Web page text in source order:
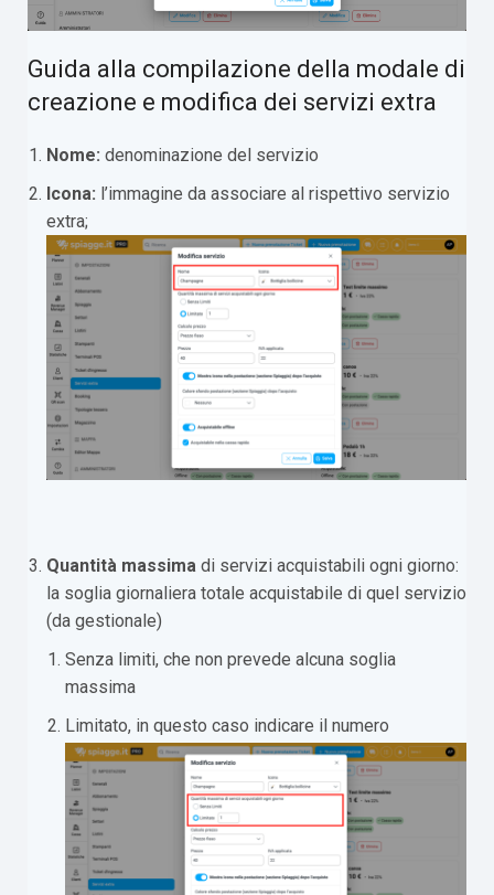
Guida alla compilazione della modale di
creazione e modifica dei servizi extra
Nome: denominazione del servizio
Icona: l’immagine da associare al rispettivo servizio
extra;
Quantità massima di servizi acquistabili ogni giorno:
la soglia giornaliera totale acquistabile di quel servizio
(da gestionale)
Senza limiti, che non prevede alcuna soglia
massima
Limitato, in questo caso indicare il numero